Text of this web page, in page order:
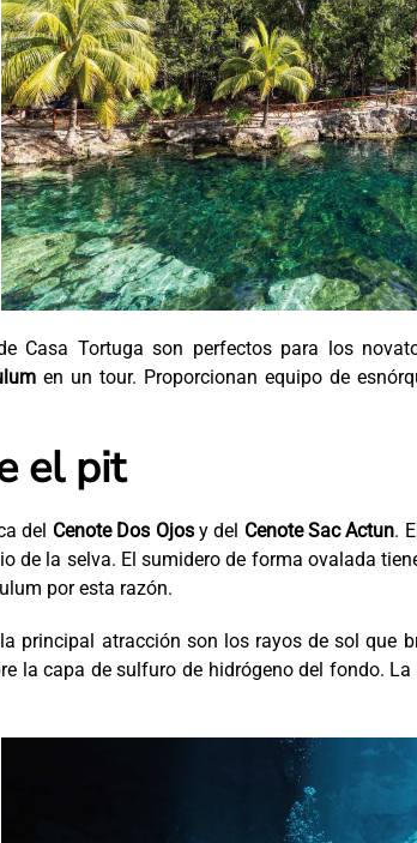
Casa Tortuga son perfectos para los
en un tour. Proporcionan equipo de
el pit
del Cenote Dos Ojosy del Cenote Sac Actun.
de la selva. El sumidero de forma ovalada
por esta razón.
principal atracción son los rayos de sol que
la capa de sulfuro de hidrógeno del fondo.